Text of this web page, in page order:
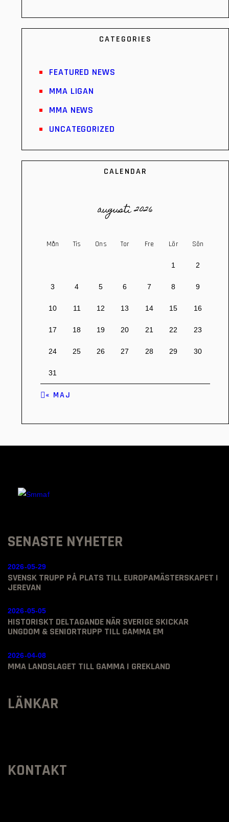
CATEGORIES
FEATURED NEWS
MMA LIGAN
MMA NEWS
UNCATEGORIZED
CALENDAR
augusti 2026
Mån Tis Ons Tor Fre Lör Sön
1 2
3 4 5 6 7 8 9
10 11 12 13 14 15 16
17 18 19 20 21 22 23
24 25 26 27 28 29 30
31
« MAJ
SENASTE NYHETER
SVENSK TRUPP PÅ PLATS TILL EUROPAMÄSTERSKAPET I
JEREVAN
2026-05-29
HISTORISKT DELTAGANDE NÄR SVERIGE SKICKAR
UNGDOM & SENIORTRUPP TILL GAMMA EM
2026-05-05
MMA LANDSLAGET TILL GAMMA I GREKLAND
2026-04-08
LÄNKAR
KONTAKT